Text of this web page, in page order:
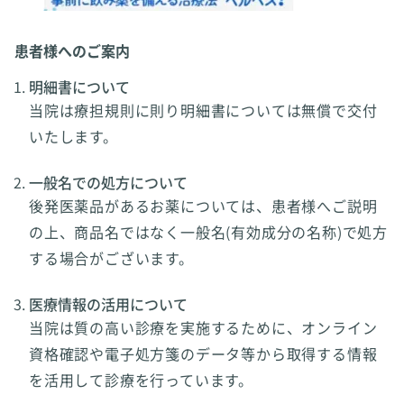
患者様へのご案内
明細書について
当院は療担規則に則り明細書については無償で交付
いたします。
一般名での処方について
後発医薬品があるお薬については、患者様へご説明
の上、商品名ではなく一般名(有効成分の名称)で処方
する場合がございます。
医療情報の活用について
当院は質の高い診療を実施するために、オンライン
資格確認や電子処方箋のデータ等から取得する情報
を活用して診療を行っています。